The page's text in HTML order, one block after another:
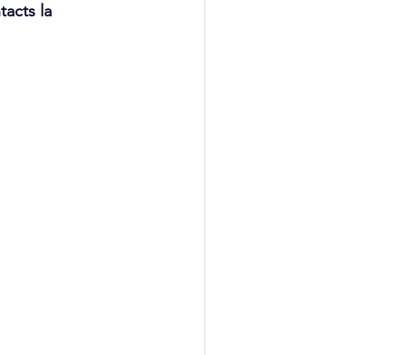
la